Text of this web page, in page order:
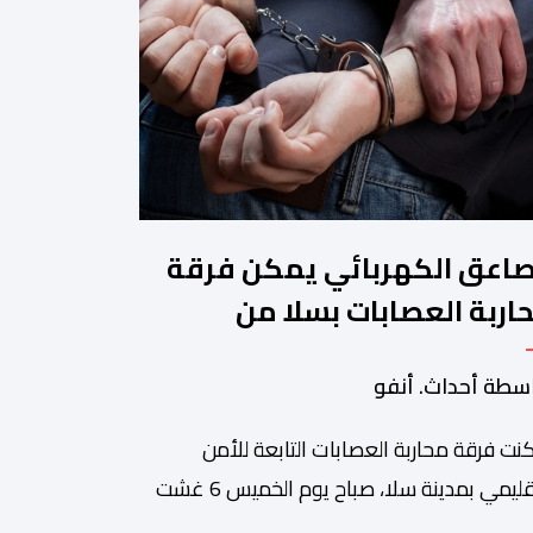
الكهربائي يمكن فرقة
العصابات بسلا من
شخص هائج وخطر
أحداث. أنفو
فرقة محاربة العصابات التابعة للأمن
الإقليمي بمدينة سلا، صباح يوم الخميس 6 غشت